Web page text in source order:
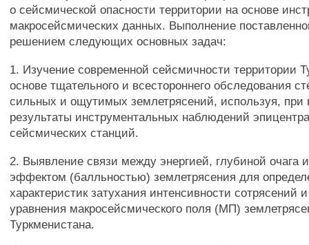
о сейсмической опасности территории на основе
макросейсмических данных. Выполнение
решением следующих основных задач:
1. Изучение современной сейсмичности территории
основе тщательного и всестороннего обследования
сильных и ощутимых землетрясений, используя, при
результаты инструментальных наблюдений
сейсмических станций.
2. Выявление связи между энергией, глубиной очага
эффектом (балльностью) землетрясения для
характеристик затухания интенсивности сотрясений
уравнения макросейсмического поля (МП)
Туркменистана.